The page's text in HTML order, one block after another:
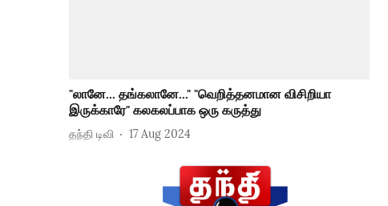
"லானே... தங்கலானே..." "வெறித்தனமான விசிறியா
இருக்காரே" கலகலப்பாக ஒரு கருத்து
தந்தி டிவி 17 Aug 2024